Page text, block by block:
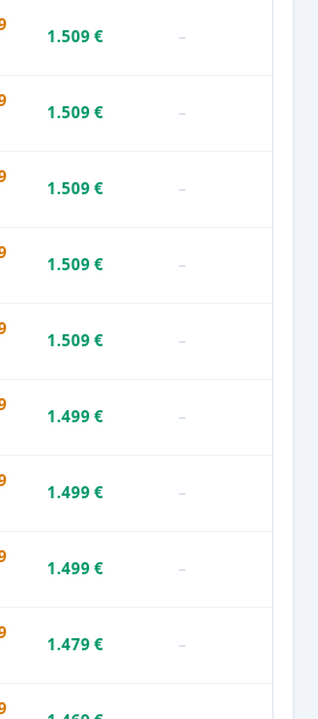
1.509 € –
1.509 € –
1.509 € –
1.509 € –
1.509 € –
1.499 € –
1.499 € –
1.499 € –
1.479 € –